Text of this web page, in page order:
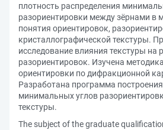
плотность распределения
разориентировки между зёрнами в
понятия ориентировок,
кристаллографической текстуры.
исследование влияния текстуры на
разориентировок. Изучена
ориентировки по дифракционной
Разработана программа
минимальных углов
текстуры.
The subject of the graduate